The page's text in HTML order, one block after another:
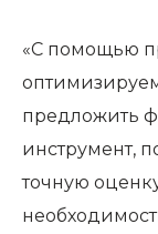
«С помощью
предложить
инструмент,
точную